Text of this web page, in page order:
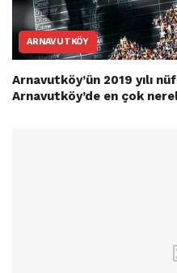
ARNAVUTKÖY
Arnavutköy’ün 2019 yılı
Arnavutköy’de en çok